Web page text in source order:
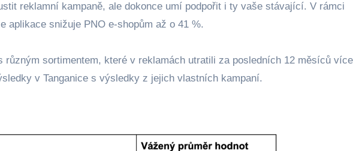
reklamní kampaně, ale dokonce umí podpořit i ty vaše stávající. V rámci
aplikace snižuje PNO e-shopům až o 41 %.
různým sortimentem, které v reklamách utratili za posledních 12 měsíců
v Tanganice s výsledky z jejich vlastních kampaní.